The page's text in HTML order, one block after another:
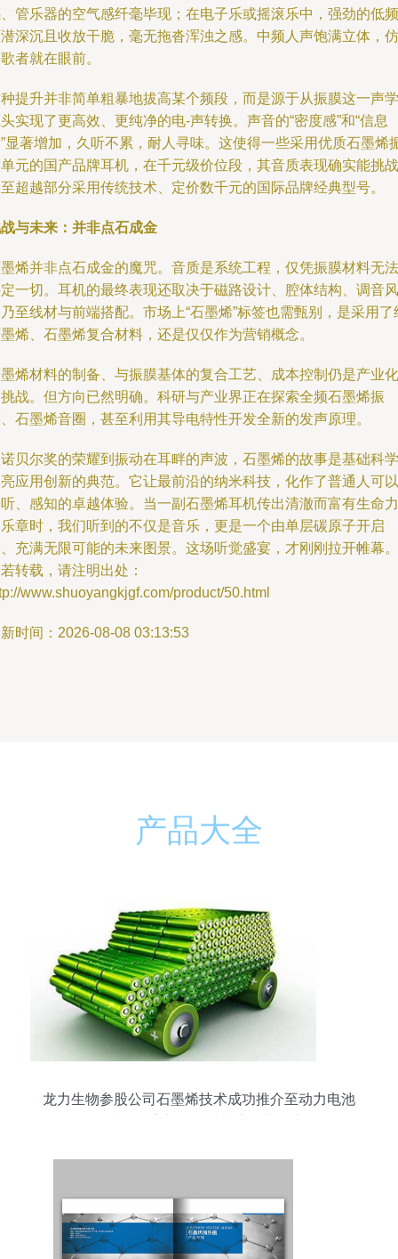
管乐器的空气感纤毫毕现；在电子乐或摇滚乐中，强劲的低频
深沉且收放干脆，毫无拖沓浑浊之感。中频人声饱满立体，仿
者就在眼前。
提升并非简单粗暴地拔高某个频段，而是源于从振膜这一声学
实现了更高效、更纯净的电-声转换。声音的“密度感”和“信息
显著增加，久听不累，耐人寻味。这使得一些采用优质石墨烯
元的国产品牌耳机，在千元级价位段，其音质表现确实能挑战
超越部分采用传统技术、定价数千元的国际品牌经典型号。
与未来：并非点石成金
烯并非点石成金的魔咒。音质是系统工程，仅凭振膜材料无法
一切。耳机的最终表现还取决于磁路设计、腔体结构、调音风
至线材与前端搭配。市场上“石墨烯”标签也需甄别，是采用了
烯、石墨烯复合材料，还是仅仅作为营销概念。
烯材料的制备、与振膜基体的复合工艺、成本控制仍是产业化
战。但方向已然明确。科研与产业界正在探索全频石墨烯振
石墨烯音圈，甚至利用其导电特性开发全新的发声原理。
贝尔奖的荣耀到振动在耳畔的声波，石墨烯的故事是基础科学
应用创新的典范。它让最前沿的纳米科技，化作了普通人可以
、感知的卓越体验。当一副石墨烯耳机传出清澈而富有生命力
章时，我们听到的不仅是音乐，更是一个由单层碳原子开启
充满无限可能的未来图景。这场听觉盛宴，才刚刚拉开帷幕。
转载，请注明出处：
www.shuoyangkjgf.com/product/50.html
时间：2026-08-08 03:13:53
产品大全
龙力生物参股公司石墨烯技术成功推介至动力电池